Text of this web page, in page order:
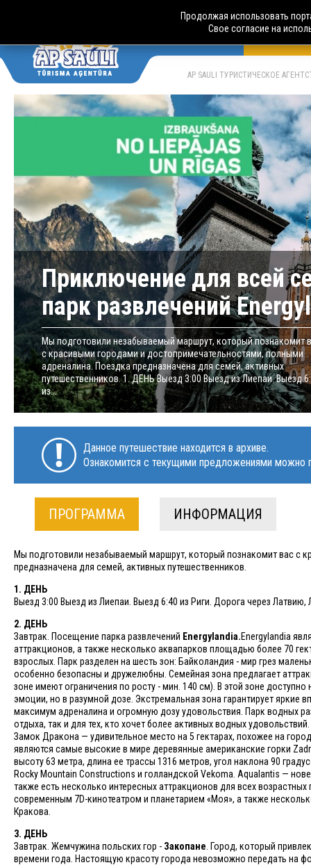
AP SAULI ТУРИСТИЧЕСКОЕ
Приключение для всей
парк развлечений
Мы подготовили незабываемый маршрут, который познакомит
с красивыми городами и достопримечательностями, полными
адреналина. Поездка предназначена для семей, активных
путешественников. 1. ДЕНЬ Выезд 3:00 Выезд из Лиепаи. Выезд
из...
Данное путешествие находится в архиве.
Ознакомится с текущими предложениями можно
ПРОГРАММА ИНФОРМАЦИЯ
Мы подготовили незабываемый маршрут, который познакомит вас с
предназначена для семей, активных путешественников.
1. ДЕНЬ
Выезд 3:00 Выезд из Лиепаи. Выезд 6:40 из Риги. Дорога через
2. ДЕНЬ
Завтрак. Посещение парка развлечений Energylandia.Energylandia
аттракционов, а также несколько аквапарков площадью более 70
взрослых. Парк разделен на шесть зон: Байколандия - мир грез
особенно безопасны и дружелюбны. Семейная зона предлагает
зоне имеют ограничения по росту - мин. 140 см). В этой зоне
эмоции, но в разумной дозе. Экстремальная зона гарантирует
максимум адреналина и огромную дозу удовольствия. Парк водных
отдыха, так и для тех, кто хочет более активных водных
Замок Дракона — удивительное место на 5 гектарах, похожее на
являются самые высокие в мире деревянные американские горки
высоту 63 метра, длина ее трассы 1316 метров, угол наклона 90
Rocky Mountain Constructions и голландской Vekoma. Aqualantis —
также есть несколько интересных аттракционов для всех
современным 7D-кинотеатром и планетарием «Моя», а также
Кракова.
3. ДЕНЬ
Завтрак. Жемчужина польских гор - Закопане . Город, который
времени года. Настоящую красоту города невозможно передать на
Продолжая использовать
Свое согласие на